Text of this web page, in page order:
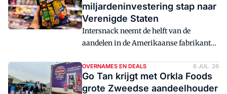
miljardeninvestering stap naar
Verenigde Staten
Intersnack neemt de helft van de
aandelen in de Amerikaanse fabrikant
de Europese fabrikant voor het eerst de
stap naar de Verenigde Staten.
OVERNAMES EN DEALS 6 JUL. 26
Go Tan krijgt met Orkla Foods
grote Zweedse aandeelhouder